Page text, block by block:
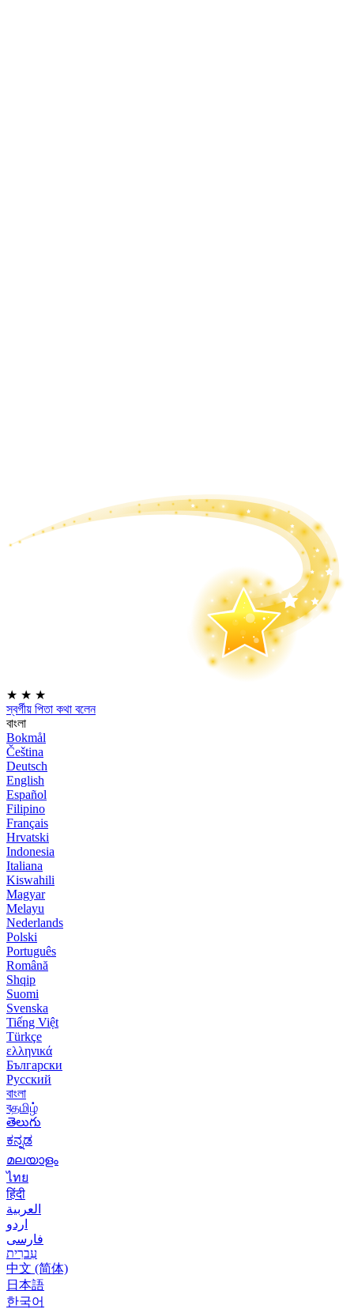
★ ★ ★
স্বর্গীয় পিতা কথা বলেন
বাংলা
Bokmål
Čeština
Deutsch
English
Español
Filipino
Français
Hrvatski
Indonesia
Italiana
Kiswahili
Magyar
Melayu
Nederlands
Polski
Português
Română
Shqip
Suomi
Svenska
Tiếng Việt
Türkçe
ελληνικά
Български
Русский
বাংলা
বதமிழ்
తెలుగు
ಕನ್ನಡ
മലയാളം
ไทย
हिंदी
العربية
اردو
فارسی
עִברִית
中文 (简体)
日本語
한국어